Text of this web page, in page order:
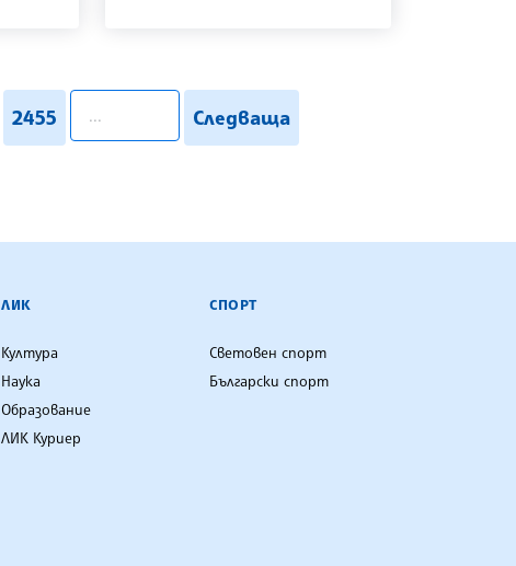
2455
pagination.search
Следваща
ЛИК
Култура
Наука
Образование
ЛИК Куриер
СПОРТ
Световен спорт
Български спорт